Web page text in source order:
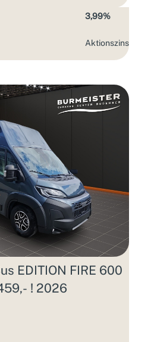
3,99%
Aktions­zins
EDITION FIRE 600
! 2026